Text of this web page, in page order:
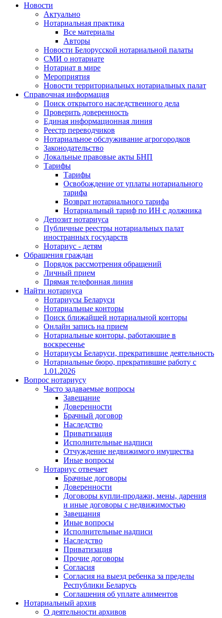
Новости
Актуально
Нотариальная практика
Все материалы
Авторы
Новости Белорусской нотариальной палаты
СМИ о нотариате
Нотариат в мире
Мероприятия
Новости территориальных нотариальных палат
Справочная информация
Поиск открытого наследственного дела
Проверить доверенность
Единая информационная линия
Реестр переводчиков
Нотариальное обслуживание агрогородков
Законодательство
Локальные правовые акты БНП
Тарифы
Тарифы
Освобождение от уплаты нотариального
тарифа
Возврат нотариального тарифа
Нотариальный тариф по ИН с должника
Депозит нотариуса
Публичные реестры нотариальных палат
иностранных государств
Нотариус - детям
Обращения граждан
Порядок рассмотрения обращений
Личный прием
Прямая телефонная линия
Найти нотариуса
Нотариусы Беларуси
Нотариальные конторы
Поиск ближайшей нотариальной конторы
Онлайн запись на прием
Нотариальные конторы, работающие в
воскресенье
Нотариусы Беларуси, прекратившие деятельность
Нотариальные бюро, прекратившие работу с
1.01.2026
Вопрос нотариусу
Часто задаваемые вопросы
Завещание
Доверенности
Брачный договор
Наследство
Приватизация
Исполнительные надписи
Отчуждение недвижимого имущества
Иные вопросы
Нотариус отвечает
Брачные договоры
Доверенности
Договоры купли-продажи, мены, дарения
и иные договоры с недвижимостью
Завещания
Иные вопросы
Исполнительные надписи
Наследство
Приватизация
Прочие договоры
Согласия
Согласия на выезд ребенка за пределы
Республики Беларусь
Соглашения об уплате алиментов
Нотариальный архив
О деятельности архивов